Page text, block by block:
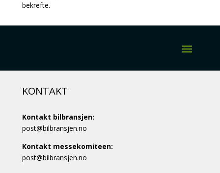
bekrefte.
KONTAKT
Kontakt bilbransjen:
post@bilbransjen.no
Kontakt messekomiteen:
post@bilbransjen.no